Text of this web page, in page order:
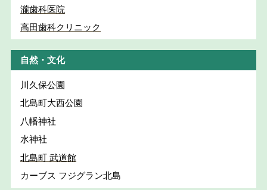
瀧歯科医院
高田歯科クリニック
自然・文化
川久保公園
北島町大西公園
八幡神社
水神社
北島町 武道館
カーブス フジグラン北島